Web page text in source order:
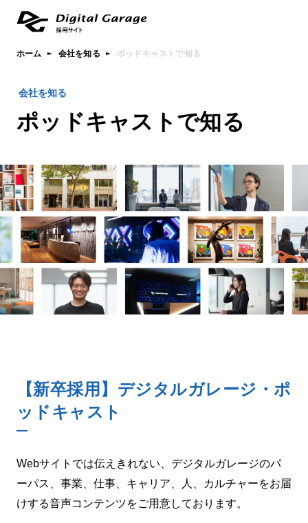
ホーム 会社を知る ポッドキャストで知る
会社を知る
ポッドキャストで知る
【新卒採用】デジタルガレージ・ポ
ッドキャスト
Webサイトでは伝えきれない、デジタルガレージのパ
ーパス、事業、仕事、キャリア、人、カルチャーをお届
けする音声コンテンツをご用意しております。